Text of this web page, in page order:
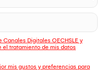
Digitales OECHSLE y
el tratamiento de mis datos
mis gustos y preferencias para